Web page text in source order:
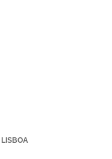
LISBOA